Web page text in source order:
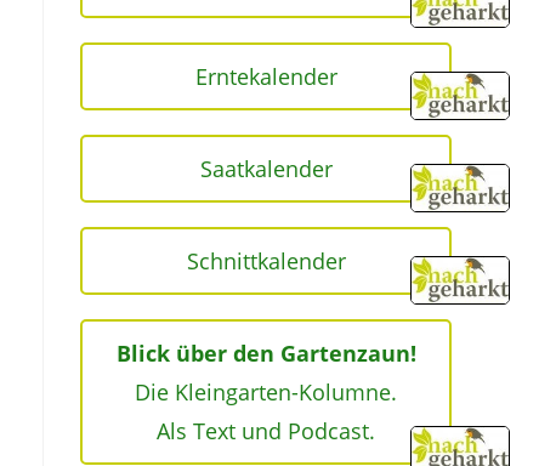
Erntekalender
Saatkalender
Schnittkalender
Blick über den Gartenzaun!
Die Kleingarten-Kolumne.
Als Text und Podcast.